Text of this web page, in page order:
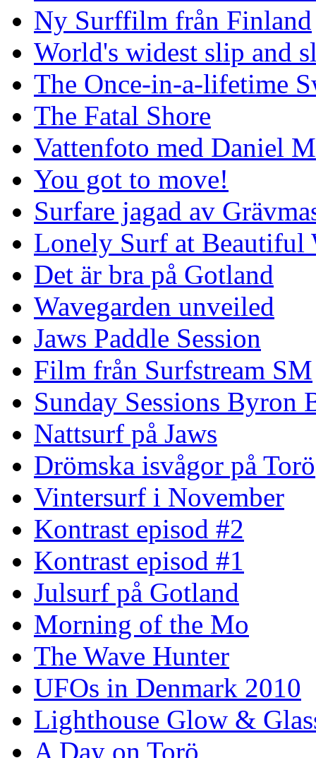
Ny Surffilm från Finland
World's widest slip and
The Once-in-a-lifetime
The Fatal Shore
Vattenfoto med Daniel
You got to move!
Surfare jagad av
Lonely Surf at Beautiful
Det är bra på Gotland
Wavegarden unveiled
Jaws Paddle Session
Film från Surfstream SM
Sunday Sessions Byron
Nattsurf på Jaws
Drömska isvågor på Torö
Vintersurf i November
Kontrast episod #2
Kontrast episod #1
Julsurf på Gotland
Morning of the Mo
The Wave Hunter
UFOs in Denmark 2010
Lighthouse Glow &
A Day on Torö